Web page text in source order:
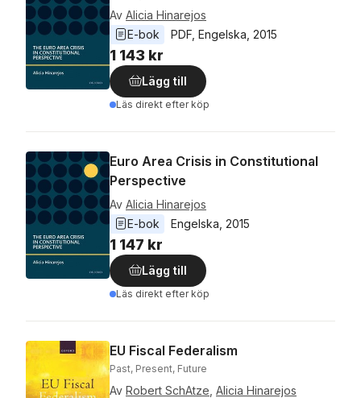
Av Alicia Hinarejos
E-bok
PDF Engelska 2015
1 143 kr
Lägg till
Läs direkt efter köp
Euro Area Crisis in Constitutional
Perspective
Av Alicia Hinarejos
E-bok
Engelska 2015
1 147 kr
Lägg till
Läs direkt efter köp
EU Fiscal Federalism
Past, Present, Future
Av Robert SchAtze Alicia Hinarejos